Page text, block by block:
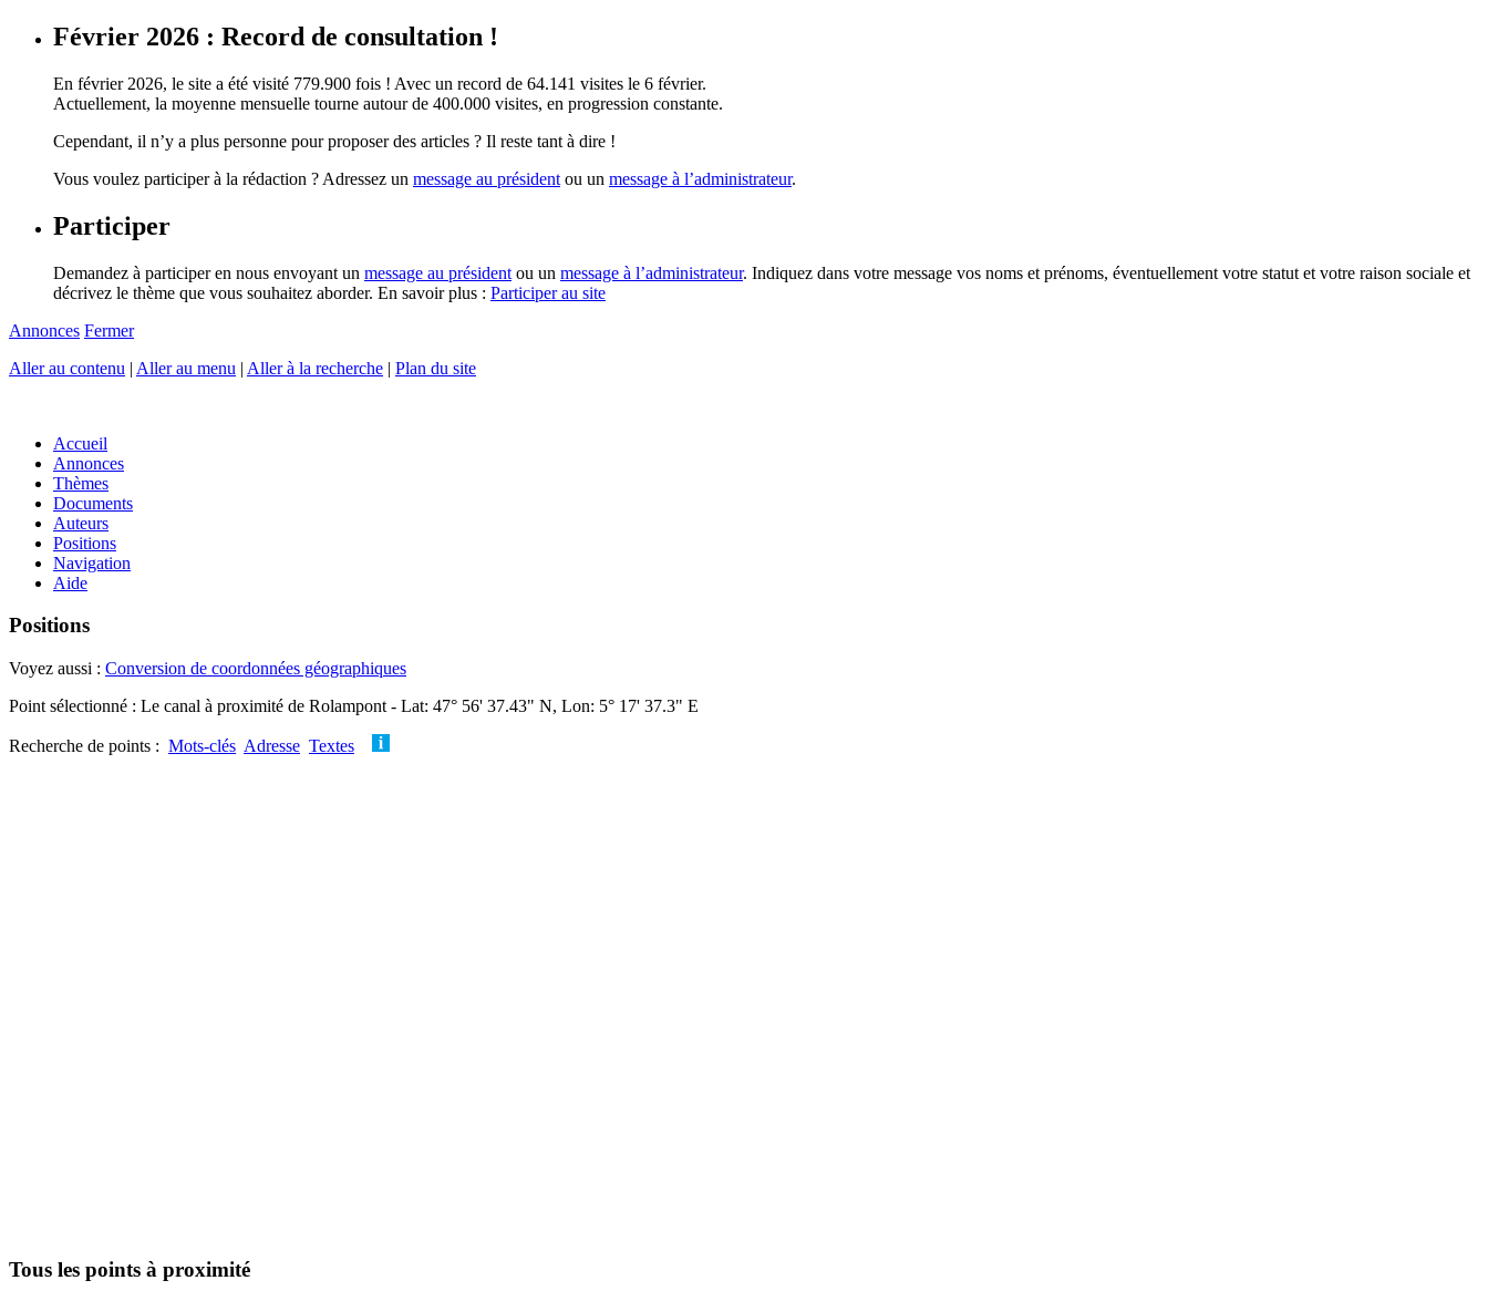
Février 2026 : Record de consultation !
En février 2026, le site a été visité 779.900 fois ! Avec un record de 64.141 visites le 6 février.
Actuellement, la moyenne mensuelle tourne autour de 400.000 visites, en progression constante.
Cependant, il n’y a plus personne pour proposer des articles ? Il reste tant à dire !
Vous voulez participer à la rédaction ? Adressez un message au président ou un message à l’administrateur.
Participer
Demandez à participer en nous envoyant un message au président ou un message à l’administrateur. Indiquez dans votre message vos noms et prénoms, éventuellement votre statut et votre raison sociale et
décrivez le thème que vous souhaitez aborder. En savoir plus : Participer au site
Annonces Fermer
Aller au contenu | Aller au menu | Aller à la recherche | Plan du site
Accueil
Annonces
Thèmes
Documents
Auteurs
Positions
Navigation
Aide
Positions
Voyez aussi : Conversion de coordonnées géographiques
Point sélectionné : Le canal à proximité de Rolampont - Lat: 47° 56' 37.43" N, Lon: 5° 17' 37.3" E
Recherche de points : Mots-clés Adresse Textes
Tous les points à proximité